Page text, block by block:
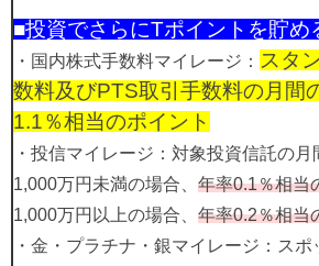
■投資でさらにTポイントを貯め
・国内株式手数料マイレージ：
スタ
数料及びPTS取引手数料の月間
1.1％相当のポイント
・投信マイレージ：対象投資信託の
1,000万円未満の場合、 年率0.1％相当
1,000万円以上の場合、 年率0.2％相当
・金・プラチナ・銀マイレージ：ス